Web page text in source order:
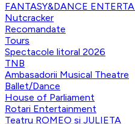
FANTASY&DANCE
Nutcracker
Recomandate
Tours
Spectacole litoral 2026
TNB
Ambasadorii Musical Theatre
Ballet/Dance
House of Parliament
Rotari Entertainment
Teatru ROMEO si JULIETA